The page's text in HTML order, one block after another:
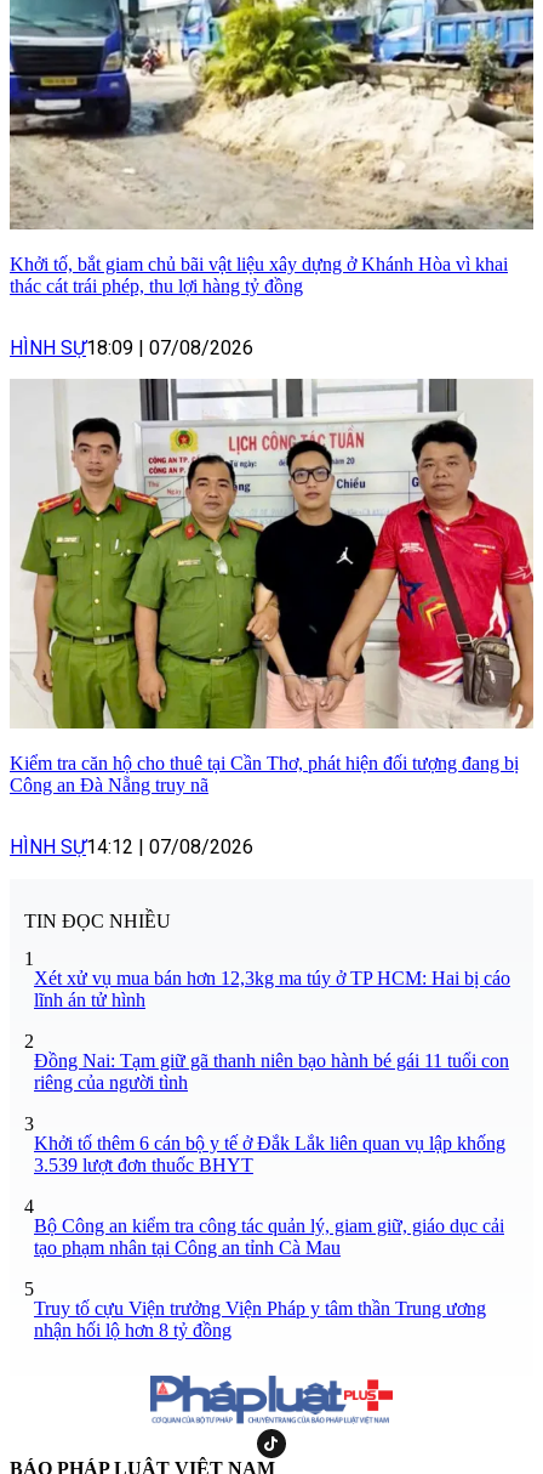
Khởi tố, bắt giam chủ bãi vật liệu xây dựng ở Khánh Hòa vì khai
thác cát trái phép, thu lợi hàng tỷ đồng
HÌNH SỰ18:09 07/08/2026
Kiểm tra căn hộ cho thuê tại Cần Thơ, phát hiện đối tượng đang bị
Công an Đà Nẵng truy nã
HÌNH SỰ14:12 07/08/2026
TIN ĐỌC NHIỀU
1
Xét xử vụ mua bán hơn 12,3kg ma túy ở TP HCM: Hai bị cáo
lĩnh án tử hình
2
Đồng Nai: Tạm giữ gã thanh niên bạo hành bé gái 11 tuổi con
riêng của người tình
3
Khởi tố thêm 6 cán bộ y tế ở Đắk Lắk liên quan vụ lập khống
3.539 lượt đơn thuốc BHYT
4
Bộ Công an kiểm tra công tác quản lý, giam giữ, giáo dục cải
tạo phạm nhân tại Công an tỉnh Cà Mau
5
Truy tố cựu Viện trưởng Viện Pháp y tâm thần Trung ương
nhận hối lộ hơn 8 tỷ đồng
BÁO PHÁP LUẬT VIỆT NAM